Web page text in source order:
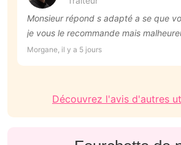
Monsieur répond s adapté a se que
je vous le recommande mais
événement de notre mariage on a du
Morgane, il y a 5 jours
Découvrez l'avis d'autres